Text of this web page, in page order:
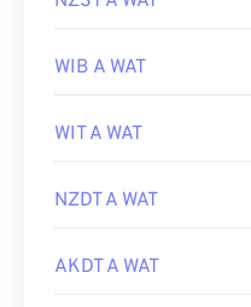
WIB A WAT
WIT A WAT
NZDT A WAT
AKDT A WAT